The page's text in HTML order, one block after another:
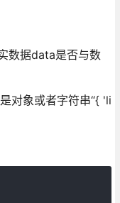
数据data是否与数
对象或者字符串“{ 'li